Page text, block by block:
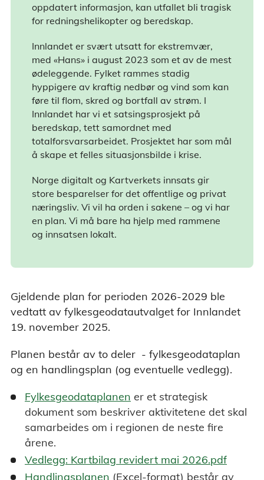
oppdatert informasjon, kan utfallet bli tragisk
for redningshelikopter og beredskap.
Innlandet er svært utsatt for ekstremvær,
med «Hans» i august 2023 som et av de mest
ødeleggende. Fylket rammes stadig
hyppigere av kraftig nedbør og vind som kan
føre til flom, skred og bortfall av strøm. I
Innlandet har vi et satsingsprosjekt på
beredskap, tett samordnet med
totalforsvarsarbeidet. Prosjektet har som mål
å skape et felles situasjonsbilde i krise.
Norge digitalt og Kartverkets innsats gir
store besparelser for det offentlige og privat
næringsliv. Vi vil ha orden i sakene – og vi har
en plan. Vi må bare ha hjelp med rammene
og innsatsen lokalt.
Gjeldende plan for perioden 2026-2029 ble
vedtatt av fylkesgeodatautvalget for Innlandet
19. november 2025.
Planen består av to deler - fylkesgeodataplan
og en handlingsplan (og eventuelle vedlegg).
Fylkesgeodataplanen er et strategisk
dokument som beskriver aktivitetene det skal
samarbeides om i regionen de neste fire
årene.
Vedlegg: Kartbilag revidert mai 2026.pdf
Handlingsplanen (Excel-format) består av